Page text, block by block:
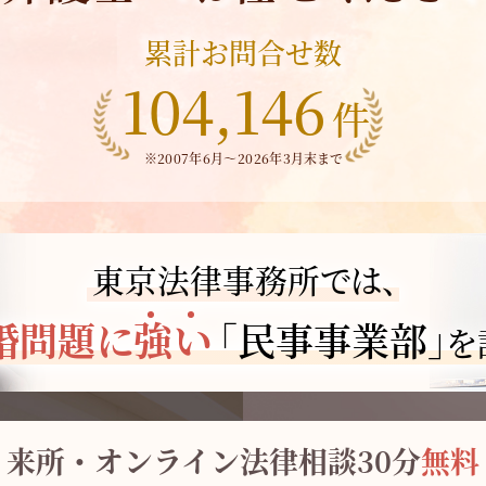
累計お問合せ数
104,146件
※2007年6月～2026年3月末まで
東京法律事務所では、
問題に強い「民事事業部」
来所・オンライン法律相談30分無料